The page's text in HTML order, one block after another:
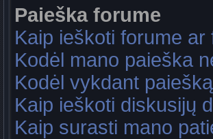
Paieška forume
Kaip ieškoti forume ar
Kodėl mano paieška
Kodėl vykdant
Kaip ieškoti diskusijų
Kaip surasti mano